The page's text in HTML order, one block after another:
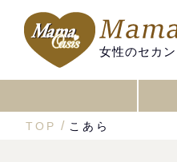
女性のセカ
TOP こあら